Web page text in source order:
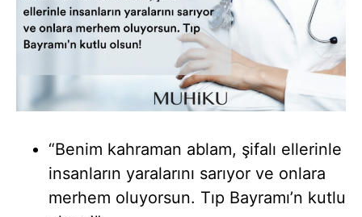
“Benim kahraman ablam, şifalı ellerinle
insanların yaralarını sarıyor ve onlara
merhem oluyorsun. Tıp Bayramı’n kutlu